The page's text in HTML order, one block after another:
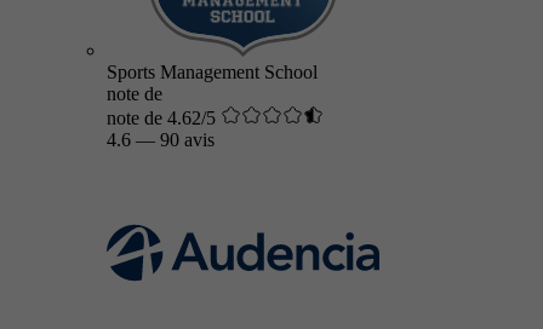
Sports Management School
note de
note de 4.62/5
4.6 — 90 avis